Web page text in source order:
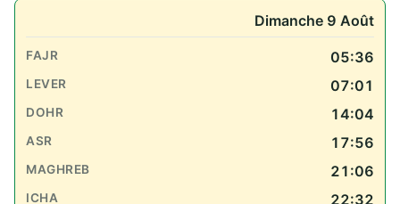
Dimanche 9 Août
05:36
07:01
14:04
17:56
21:06
22:32